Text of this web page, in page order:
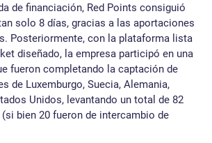
de financiación, Red Points consiguió
solo 8 días, gracias a las aportaciones
Posteriormente, con la plataforma lista
diseñado, la empresa participó en una
fueron completando la captación de
de Luxemburgo, Suecia, Alemania,
Unidos, levantando un total de 82
bien 20 fueron de intercambio de